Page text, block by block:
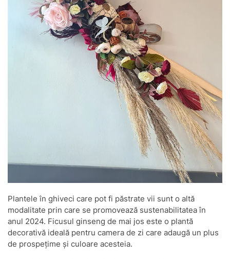
Plantele în ghiveci care pot fi păstrate vii sunt o altă
modalitate prin care se promovează sustenabilitatea în
anul 2024. Ficusul ginseng de mai jos este o plantă
decorativă ideală pentru camera de zi care adaugă un plus
de prospețime și culoare acesteia.